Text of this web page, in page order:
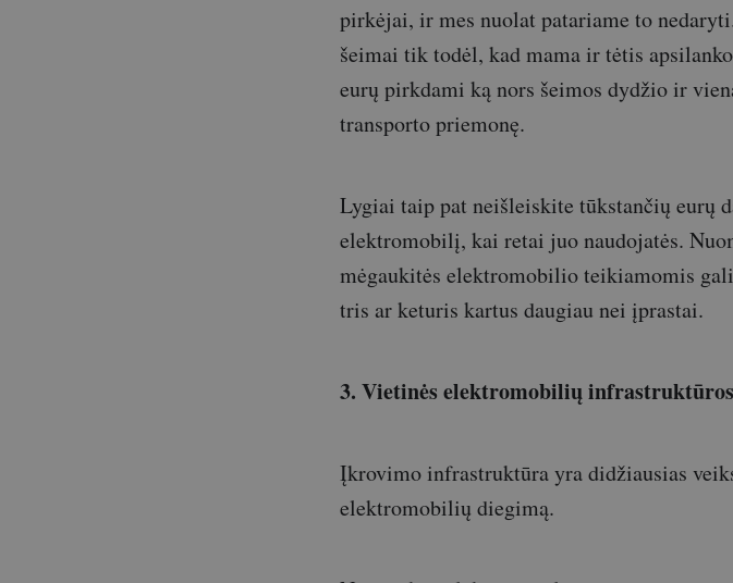
pirkėjai, ir mes nuolat patariame to
šeimai tik todėl, kad mama ir tėtis
eurų pirkdami ką nors šeimos dydžio ir
transporto priemonę.
Lygiai taip pat neišleiskite tūkstančių eurų
elektromobilį, kai retai juo naudojatės.
mėgaukitės elektromobilio teikiamomis
tris ar keturis kartus daugiau nei įprastai.
3. Vietinės elektromobilių
Įkrovimo infrastruktūra yra didžiausias
elektromobilių diegimą.